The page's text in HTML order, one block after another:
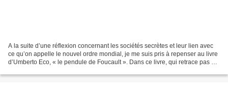
A la suite d’une réflexion concernant les sociétés secrètes et leur lien avec
ce qu’on appelle le nouvel ordre mondial, je me suis pris à repenser au livre
d’Umberto Eco, « le pendule de Foucault ». Dans ce livre, qui retrace pas à